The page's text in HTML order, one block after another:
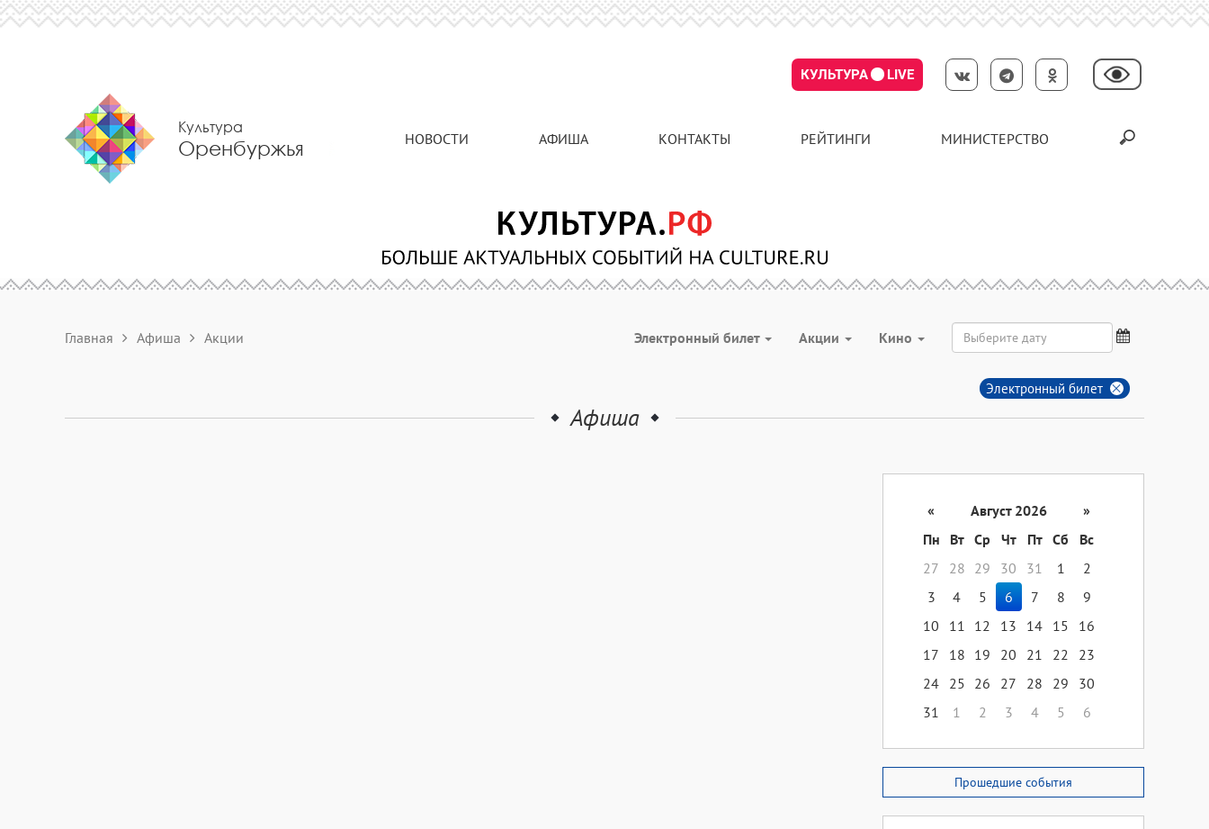
КУЛЬТУРА LIVE
Культура
Оренбуржья НОВОСТИ АФИША КОНТАКТЫ РЕЙТИНГИ МИНИСТЕРСТВО
Главная Афиша Акции Электронный билет Акции Кино
Электронный билет
Афиша
« Август 2026
»
Пн
Вт Ср Чт Пт Сб
Вс
27
28 29 30 31 1
2
3
4 5 6 7 8
9
10
11 12 13 14 15
16
17
18 19 20 21 22
23
24 25 26 27 28 29
30
31
1 2 3 4 5 6
Прошедшие события